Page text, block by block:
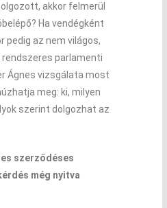
akkor felmerül
Ha vendégként
az nem világos,
parlamenti
Ágnes vizsgálata most
meg: ki, milyen
szerint dolgozhat az
szerződéses
még nyitva